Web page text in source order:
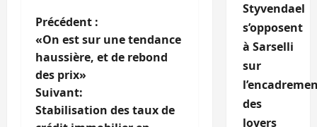
N
a
v
i
Précédent :
«On est sur une tendance
haussière, et de rebond
des prix»
Suivant:
Stabilisation des taux de
Styvendael
s’opposent
à Sarselli
sur
des
loyers